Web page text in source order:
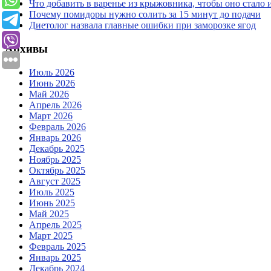
Что добавить в варенье из крыжовника, чтобы оно стало
Почему помидоры нужно солить за 15 минут до подачи
Диетолог назвала главные ошибки при заморозке ягод
Архивы
Июль 2026
Июнь 2026
Май 2026
Апрель 2026
Март 2026
Февраль 2026
Январь 2026
Декабрь 2025
Ноябрь 2025
Октябрь 2025
Август 2025
Июль 2025
Июнь 2025
Май 2025
Апрель 2025
Март 2025
Февраль 2025
Январь 2025
Декабрь 2024